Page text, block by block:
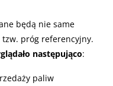
będą nie same
próg referencyjny.
następująco:
paliw